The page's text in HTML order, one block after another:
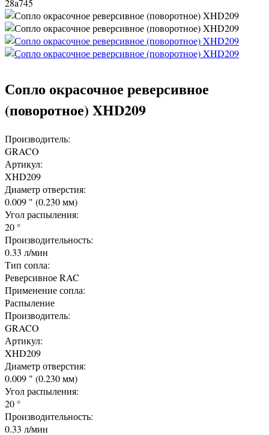
28a745
Сопло окрасочное реверсивное
(поворотное) XHD209
Производитель:
GRACO
Артикул:
XHD209
Диаметр отверстия:
0.009 " (0.230 мм)
Угол распыления:
20 °
Производительность:
0.33 л/мин
Тип сопла:
Реверсивное RAC
Применение сопла:
Распыление
Производитель:
GRACO
Артикул:
XHD209
Диаметр отверстия:
0.009 " (0.230 мм)
Угол распыления:
20 °
Производительность:
0.33 л/мин